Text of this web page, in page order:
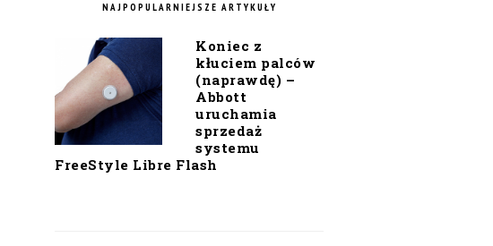
NAJPOPULARNIEJSZE ARTYKUŁY
Koniec z
kłuciem palców
(naprawdę) –
Abbott
uruchamia
sprzedaż
systemu
FreeStyle Libre Flash